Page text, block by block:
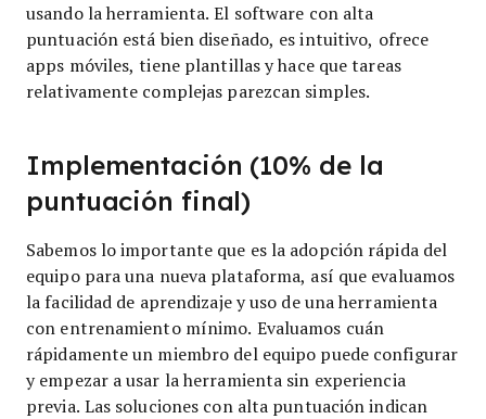
usando la herramienta. El software con alta
puntuación está bien diseñado, es intuitivo, ofrece
apps móviles, tiene plantillas y hace que tareas
relativamente complejas parezcan simples.
Implementación (10% de la
puntuación final)
Sabemos lo importante que es la adopción rápida del
equipo para una nueva plataforma, así que evaluamos
la facilidad de aprendizaje y uso de una herramienta
con entrenamiento mínimo. Evaluamos cuán
rápidamente un miembro del equipo puede configurar
y empezar a usar la herramienta sin experiencia
previa. Las soluciones con alta puntuación indican